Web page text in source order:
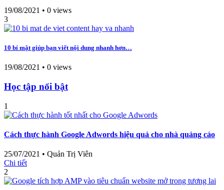
19/08/2021 • 0 views
3
10 bí mật giúp bạn viết nội dung nhanh hơn…
19/08/2021 • 0 views
Học tập nổi bật
1
Cách thực hành Google Adwords hiệu quả cho nhà quảng cáo
25/07/2021 • Quản Trị Viên
Chi tiết
2